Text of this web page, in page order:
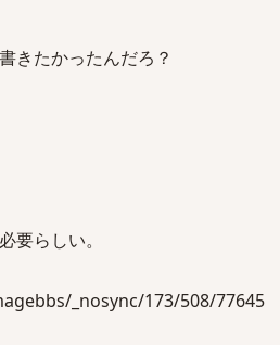
きたかったんだろ？
要らしい。
_nosync/173/508/77645